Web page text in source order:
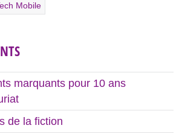
Mobile
marquants pour 10 ans
de la fiction